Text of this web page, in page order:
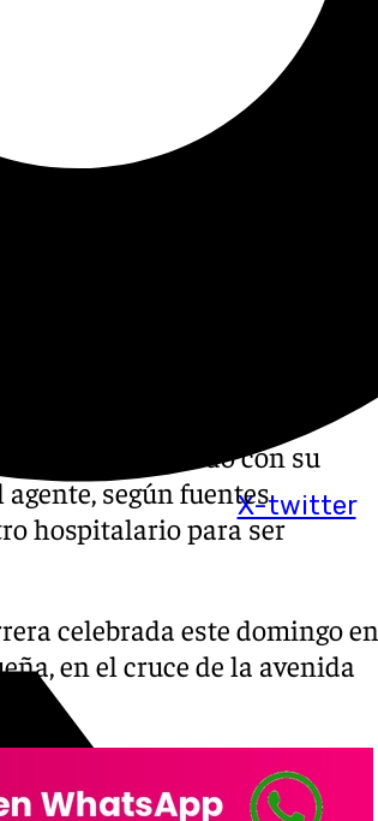
X-twitter
de ser arrollado con su
según fuentes
hospitalario para ser
celebrada este domingo en
en el cruce de la avenida